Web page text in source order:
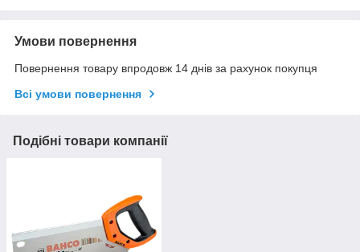
Умови повернення
Повернення товару впродовж 14 днів за рахунок покупця
Всі умови повернення
Подібні товари компанії